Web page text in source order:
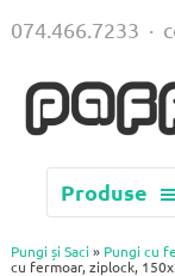
Produse
074.466.7233 ·
Pungi și Saci » Pungi cu
cu fermoar, ziplock,